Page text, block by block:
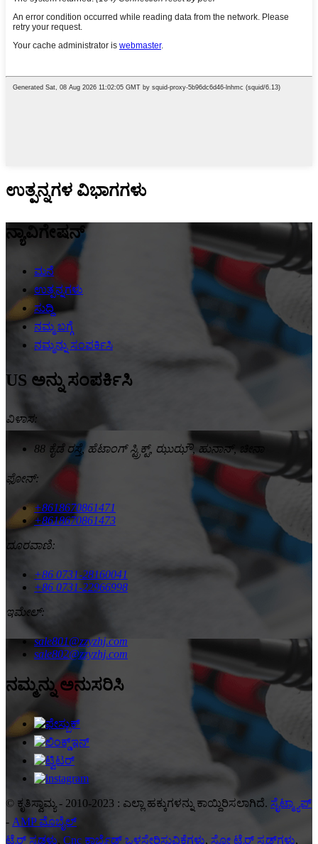
ಉತ್ಪನ್ನಗಳ ವಿಭಾಗಗಳು
ನ್ಯಾವಿಗೇಷನ್
ಮನೆ
ಉತ್ಪನ್ನಗಳು
ಸುದ್ದಿ
ನಮ್ಮ ಬಗ್ಗೆ
ನಮ್ಮನ್ನು ಸಂಪರ್ಕಿಸಿ
US ಅನ್ನು ಸಂಪರ್ಕಿಸಿ
ವಿಳಾಸ:
88 ಕೈಡೆ ರಸ್ತೆ, ಹೆಟಾಂಗ್ ಸ್ಟ್ರಿಕ್ಟ್, ಝುಝೌ, ಹುನಾನ್, ಚೀನಾ
ಫೋನ್:
+8618670861471
+8618670861473
ದೂರವಾಣಿ:
+86 0731-28160041
+86 0731-22966998
ಇಮೇಲ್:
sale801@zzyzhj.com
sale802@zzyzhj.com
ನಮ್ಮನ್ನು ಅನುಸರಿಸಿ
© ಕೃತಿಸ್ವಾಮ್ಯ - 2010-2023 : ಎಲ್ಲಾ ಹಕ್ಕುಗಳನ್ನು ಕಾಯ್ದಿರಿಸಲಾಗಿದೆ. ಸೈಟ್ಮ್ಯಾಪ್
- AMP ಮೊಬೈಲ್
ಟೈರ್ ಸ್ಟಡ್ಗಳು, Cnc ಕಾರ್ಬೈಡ್ ಒಳಸೇರಿಸುವಿಕೆಗಳು, ಸ್ನೋ ಟೈರ್ ಸ್ಟಡ್‌ಗಳು,